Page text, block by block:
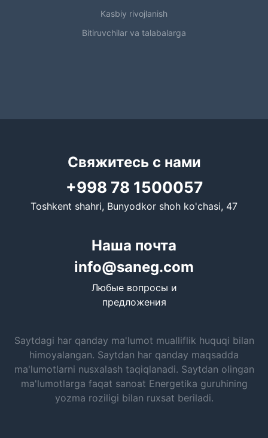
Kasbiy rivojlanish
Bitiruvchilar va talabalarga
Свяжитесь с нами
+998 78 1500057
Toshkent shahri, Bunyodkor shoh ko'chasi, 47
Наша почта
info@saneg.com
Любые вопросы и
предложения
Saytdagi har qanday ma'lumot mualliflik huquqi bilan
himoyalangan. Saytdan har qanday maqsadda
ma'lumotlarni nusxalash taqiqlanadi. Saytdan olingan
ma'lumotlarga faqat sanoat Energetika guruhining
yozma roziligi bilan ruxsat beriladi.